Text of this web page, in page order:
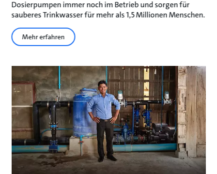
Dosierpumpen immer noch im Betrieb und sorgen für
sauberes Trinkwasser für mehr als 1,5 Millionen Menschen.
Mehr erfahren